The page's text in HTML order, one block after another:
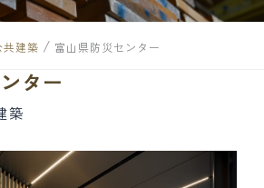
共建築 / 富山県防災センター
ター
築